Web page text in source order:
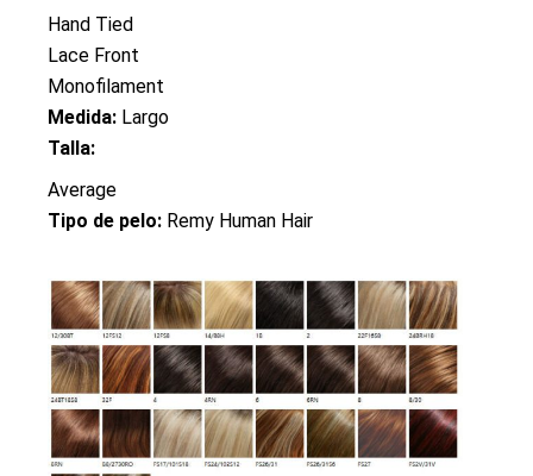
Hand Tied
Lace Front
Monofilament
Medida: Largo
Talla:
Average
Tipo de pelo: Remy Human Hair